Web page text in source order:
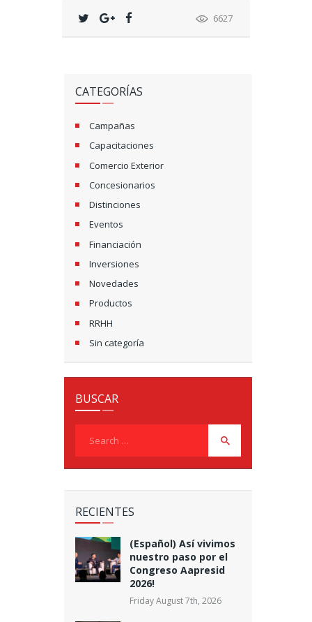
6627
CATEGORÍAS
Campañas
Capacitaciones
Comercio Exterior
Concesionarios
Distinciones
Eventos
Financiación
Inversiones
Novedades
Productos
RRHH
Sin categoría
BUSCAR
RECIENTES
(Español) Así vivimos
nuestro paso por el
Congreso Aapresid
2026!
Friday August 7th, 2026